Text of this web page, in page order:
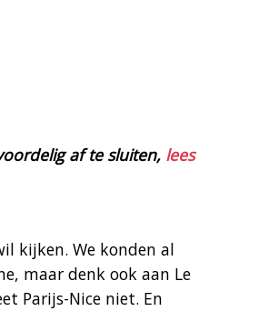
af te sluiten, lees
kijken. We konden al
maar denk ook aan Le
Parijs-Nice niet. En